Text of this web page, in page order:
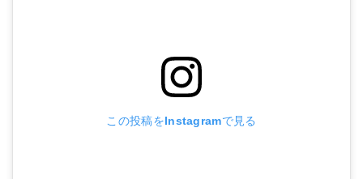
この投稿をInstagramで見る